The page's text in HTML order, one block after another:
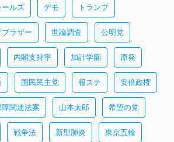
ールズ デモ トランプ
ブラザー 世論調査 公明党
内閣支持率 加計学園 原発
国民民主党 報ステ 安倍政権
関連法案 山本太郎 希望の党
戦争法 新型肺炎 東京五輪